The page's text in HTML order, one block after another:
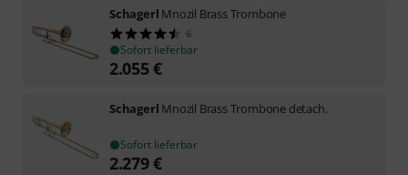
Schagerl Mnozil Brass Trombone
6
Sofort lieferbar
2.055€
Schagerl Mnozil Brass Trombone detach.
Sofort lieferbar
2.279€